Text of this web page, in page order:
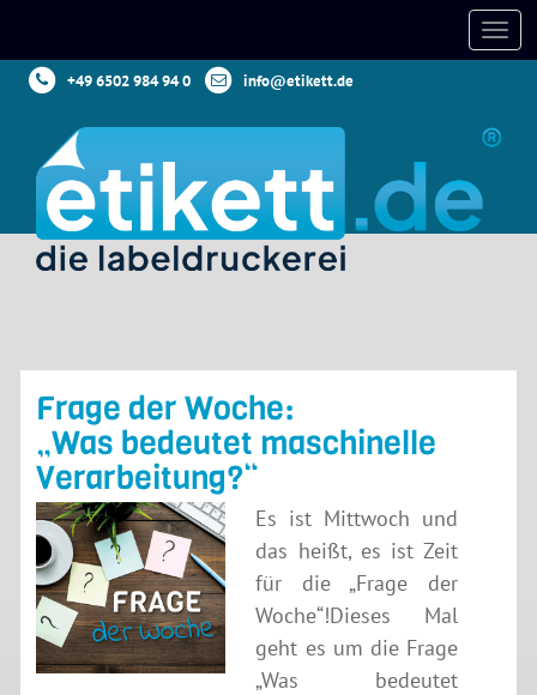
+49 6502 984 94 0 info@etikett.de
Frage der Woche:
„Was bedeutet maschinelle
Verarbeitung?“
Es ist Mittwoch und
das heißt, es ist Zeit
für die „Frage der
Woche“!Dieses Mal
geht es um die Frage
„Was bedeutet